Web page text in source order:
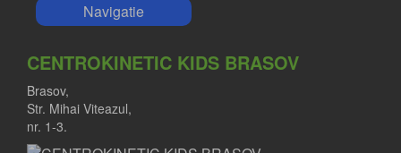
DR. FLORIN SABOU
Navigatie
CENTROKINETIC KIDS BRASOV
Brasov,
Str. Mihai Viteazul,
nr. 1-3.